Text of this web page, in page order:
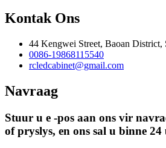
Kontak Ons
44 Kengwei Street, Baoan District,
0086-19868115540
rcledcabinet@gmail.com
Navraag
Stuur u e -pos aan ons vir
of pryslys, en ons sal u binne